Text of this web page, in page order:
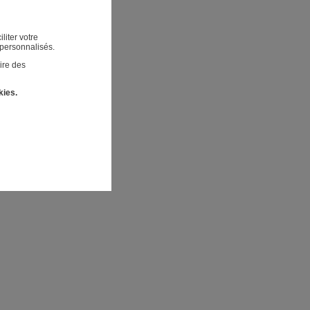
votre
des